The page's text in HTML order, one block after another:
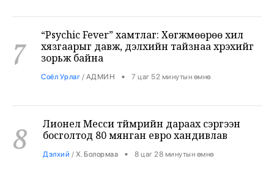
7
хязгаарыг давж, дэлхийн тайзнаа хүрэхийг
зорьж байна
Соёл Урлаг/АДМИН 7 цаг 52 минутын өмнө
8
босголтод 80 мянган евро хандивлав
Дэлхий /Х. Болормаа • 8 цаг 28 минутын өмнө